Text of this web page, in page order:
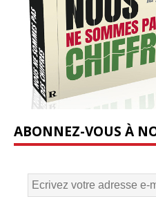
ABONNEZ-VOUS À